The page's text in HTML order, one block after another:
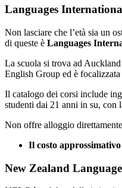
Languages
Non lasciare che l’età sia un
di queste è Languages
La scuola si trova ad
English Group ed è
Il catalogo dei corsi include
studenti dai 21 anni in su, con
Non offre alloggio
Il costo
New Zealand